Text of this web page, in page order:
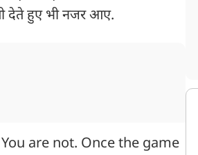
देते हुए भी नजर आए.
are not. Once the game